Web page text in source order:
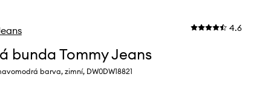
4.6
bunda Tommy Jeans
barva, zimní, DW0DW18821